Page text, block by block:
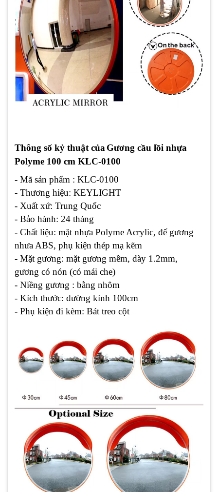
Thông số kỷ thuật của Gương cầu lồi nhựa
Polyme 100 cm KLC-0100
- Mã sản phẩm : KLC-0100
- Thương hiệu: KEYLIGHT
- Xuất xứ: Trung Quốc
- Bảo hành: 24 tháng
- Chất liệu: mặt nhựa Polyme Acrylic, đế gương
nhưa ABS, phụ kiện thép mạ kẽm
- Mặt gương: mặt gương mềm, dày 1.2mm,
gương có nón (có mái che)
- Niềng gương : bằng nhôm
- Kích thước: đường kính 100cm
- Phụ kiện đi kèm: Bát treo cột